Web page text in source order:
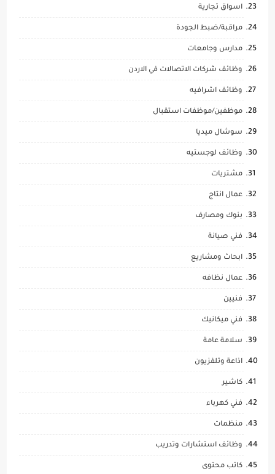
اسواق تجارية
مراقبة/ضبط الجودة
مدارس وجامعات
وظائف شركات الاتصالات في الاردن
وظائف اشرافيه
موظفين/موظفات استقبال
سوشال ميديا
وظائف لوجستيه
مشتريات
عمال انتاج
بنوك ومصارف
فني صيانة
ابحاث ومشاريع
عمال نظافه
فنيين
فني ميكانيك
سلامة عامة
اذاعة وتلفزيون
كاشير
فني كهرباء
منظمات
وظائف استشارات وتدريب
كاتب محتوى